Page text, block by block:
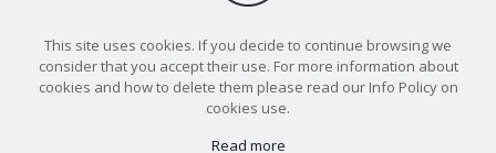
This site uses cookies. If you decide to continue browsing we
consider that you accept their use. For more information about
cookies and how to delete them please read our Info Policy on
cookies use.
Read more